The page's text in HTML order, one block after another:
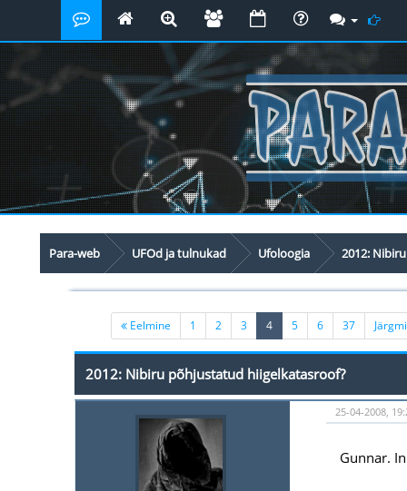
Para-web UFOd ja tulnukad Ufoloogia 2012:
Eelmine 1 2 3 4(current)
5 6 37
2012: Nibiru põhjustatud hiigelkatasroof?
25-04-2008,
Gunnar.